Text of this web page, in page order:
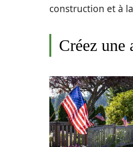
construction et à
Créez une